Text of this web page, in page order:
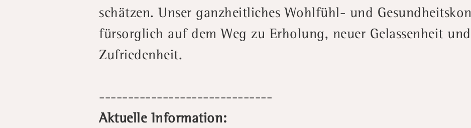
schätzen. Unser ganzheitliches Wohlfühl- und
fürsorglich auf dem Weg zu Erholung, neuer Gelassenheit
Zufriedenheit.
------------------------------
Aktuelle Information: